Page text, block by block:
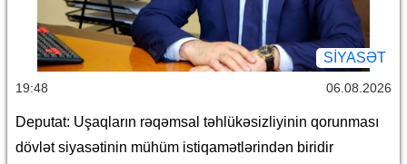
SİYASƏT
19:48 06.08.2026
Deputat: Uşaqların rəqəmsal təhlükəsizliyinin qorunması
dövlət siyasətinin mühüm istiqamətlərindən biridir